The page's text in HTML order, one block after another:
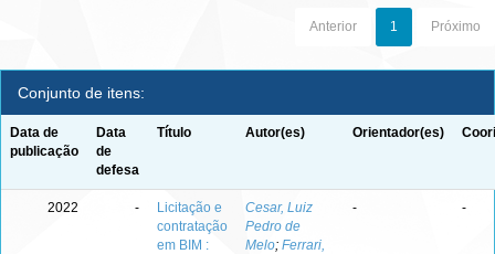
Anterior 1 Próximo
Conjunto de itens:
Data de
publicação
Data
de
defesa
Título Autor(es) Orientador(es)
2022 -
Licitação e
contratação
em BIM :
Cesar, Luiz
Pedro de
Melo; Ferrari,
- -